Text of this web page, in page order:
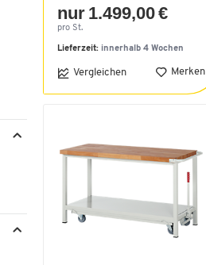
nur 1.499,00 €
pro St.
Lieferzeit: innerhalb 4 Wochen
Vergleichen Merken